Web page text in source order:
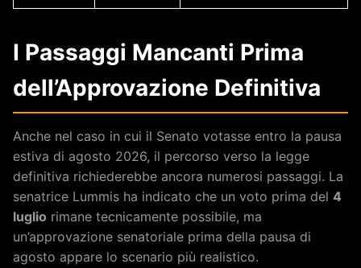
I Passaggi Mancanti Prima
dell’Approvazione Definitiva
Anche nel caso in cui il Senato votasse entro la pausa
estiva di agosto 2026, il percorso verso la legge
definitiva richiederebbe ancora numerosi passaggi. La
senatrice Lummis ha indicato che un voto prima del 4
luglio rimane tecnicamente possibile, ma
un’approvazione senatoriale prima della pausa di
agosto appare lo scenario più realistico.